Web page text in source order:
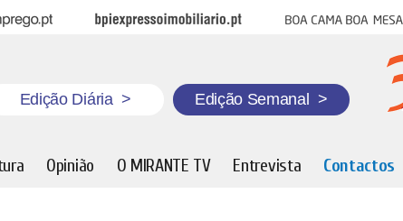
BPI Expresso Imobiliário Boa cama boa mesa
Edição Diária > Edição Semanal >
Opinião O MIRANTE TV Entrevista Contactos